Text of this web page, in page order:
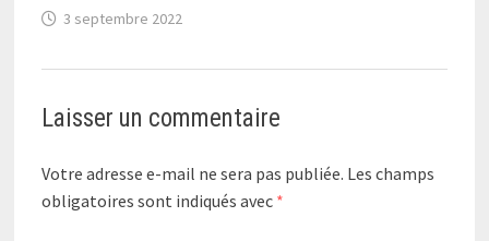
3 septembre 2022
Laisser un commentaire
Votre adresse e-mail ne sera pas publiée. Les champs
obligatoires sont indiqués avec *